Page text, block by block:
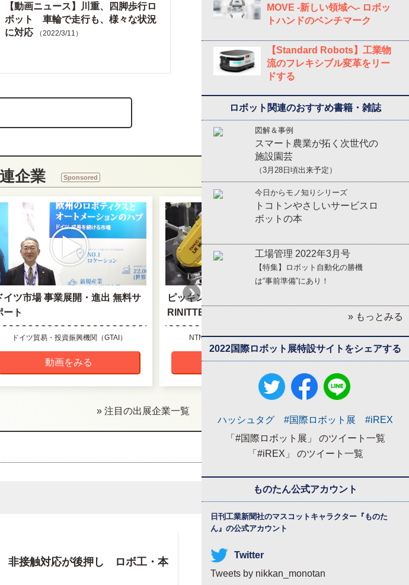
【動画ニュース】川重、四脚歩行ロ
ボット 車輪で走行も、様々な状況
に対応
（2022/3/11）
企業 Sponsored
イツ市場 事業展開・進出 無料サ
ート
ドイツ貿易・投資振興機関（GTAI）
動画をみる
ピッキングロボット用フィーダ「T
RINITTE」
NTNテクニカルサービス株式会社
動画をみる
動
» 注目の出展企業一覧
非接触対応が後押し ロボ工・本
MOVE -新しい領域へ- ロボッ
トハンドのベンチマーク
【Standard Robots】工業物
流のフレキシブル変革をリー
ドする
ロボット関連のおすすめ書籍・雑誌
図解＆事例
スマート農業が拓く次世代の
施設園芸
（3月28日頃出来予定）
今日からモノ知りシリーズ
トコトンやさしいサービスロ
ボットの本
工場管理 2022年3月号
【特集】ロボット自動化の勝機
は“事前準備”にあり！
» もっとみる
2022国際ロボット展特設サイトをシェアする
ハッシュタグ #国際ロボット展 #iREX
「#国際ロボット展」 のツイート一覧
「#iREX」 のツイート一覧
ものたん公式アカウント
日刊工業新聞社のマスコットキャラクター『 ものた
ん』の公式アカウント
Twitter
Tweets by nikkan_monotan